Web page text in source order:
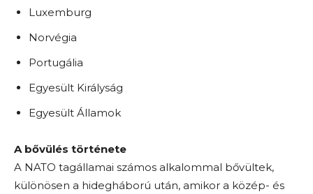
Luxemburg
Norvégia
Portugália
Egyesült Királyság
Egyesült Államok
A bővülés története
A NATO tagállamai számos alkalommal bővültek,
különösen a hidegháború után, amikor a közép- és